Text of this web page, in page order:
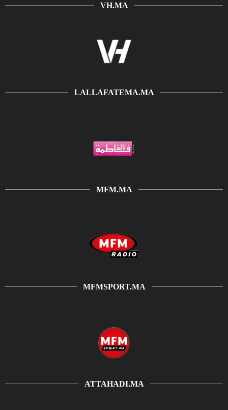
VH.MA
LALLAFATEMA.MA
MFM.MA
MFMSPORT.MA
ATTAHADI.MA